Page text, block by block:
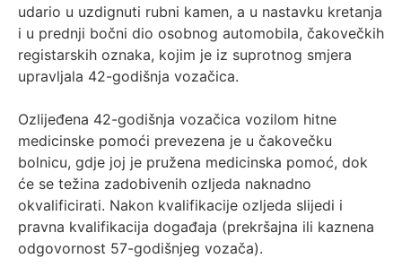
udario u uzdignuti rubni kamen, a u nastavku kretanja
i u prednji bočni dio osobnog automobila, čakovečkih
registarskih oznaka, kojim je iz suprotnog smjera
upravljala 42-godišnja vozačica.
Ozlijeđena 42-godišnja vozačica vozilom hitne
medicinske pomoći prevezena je u čakovečku
bolnicu, gdje joj je pružena medicinska pomoć, dok
će se težina zadobivenih ozljeda naknadno
okvalificirati. Nakon kvalifikacije ozljeda slijedi i
pravna kvalifikacija događaja (prekršajna ili kaznena
odgovornost 57-godišnjeg vozača).